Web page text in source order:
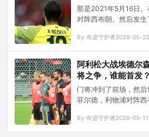
那是2021年5月16日
对阵西布朗。然后发
从自己的禁区跑向对
打进了改变整个赛季
By 奇迹守护者2026-05-25
阿利松大战埃德尔
将之争，谁能首发？
门将冲到了前场，然
菲尔德，利物浦对阵
球衣的身影出现在对
将。他用头顶进了那
几个月前他的父亲刚
By 奇迹守护者2026-05-11